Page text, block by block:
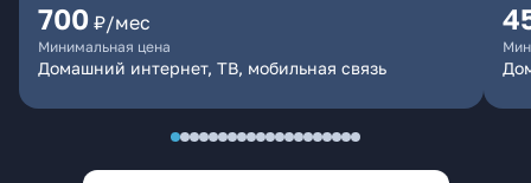
700 ₽/мес
Минимальная цена
Домашний интернет, ТВ, мобильная связь